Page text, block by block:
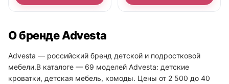
О бренде Advesta
Advesta — российский бренд детской и подростковой
мебели.В каталоге — 69 моделей Advesta: детские
кроватки, детская мебель, комоды. Цены от 2 500 до 40